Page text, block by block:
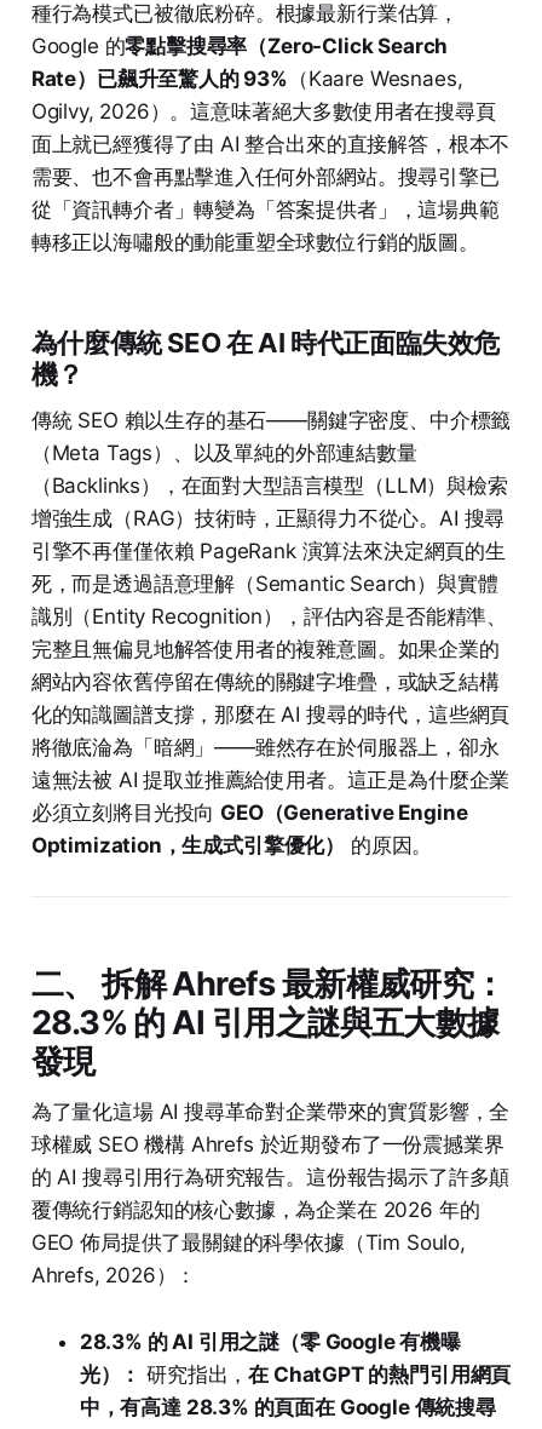
種行為模式已被徹底粉碎。根據最新行業估算，
Google 的零點擊搜尋率（Zero-Click Search
Rate）已飆升至驚人的 93% （Kaare Wesnaes,
Ogilvy, 2026）。這意味著絕大多數使用者在搜尋頁
面上就已經獲得了由 AI 整合出來的直接解答，根本不
需要、也不會再點擊進入任何外部網站。搜尋引擎已
從「資訊轉介者」轉變為「答案提供者」，這場典範
轉移正以海嘯般的動能重塑全球數位行銷的版圖。
為什麼傳統 SEO 在 AI 時代正面臨失效危
機？
傳統 SEO 賴以生存的基石——關鍵字密度、中介標籤
（Meta Tags）、以及單純的外部連結數量
（Backlinks），在面對大型語言模型（LLM）與檢索
增強生成（RAG）技術時，正顯得力不從心。AI 搜尋
引擎不再僅僅依賴 PageRank 演算法來決定網頁的生
死，而是透過語意理解（Semantic Search）與實體
識別（Entity Recognition），評估內容是否能精準、
完整且無偏見地解答使用者的複雜意圖。如果企業的
網站內容依舊停留在傳統的關鍵字堆疊，或缺乏結構
化的知識圖譜支撐，那麼在 AI 搜尋的時代，這些網頁
將徹底淪為「暗網」——雖然存在於伺服器上，卻永
遠無法被 AI 提取並推薦給使用者。這正是為什麼企業
必須立刻將目光投向 GEO（Generative Engine
Optimization，生成式引擎優化）
的原因。
二、 拆解 Ahrefs 最新權威研究：
28.3% 的 AI 引用之謎與五大數據
發現
為了量化這場 AI 搜尋革命對企業帶來的實質影響，全
球權威 SEO 機構 Ahrefs 於近期發布了一份震撼業界
的 AI 搜尋引用行為研究報告。這份報告揭示了許多顛
覆傳統行銷認知的核心數據，為企業在 2026 年的
GEO 佈局提供了最關鍵的科學依據（Tim Soulo,
Ahrefs, 2026）：
28.3% 的 AI 引用之謎（零 Google 有機曝
光）： 研究指出，在 ChatGPT 的熱門引用網頁
中，有高達 28.3% 的頁面在 Google 傳統搜尋